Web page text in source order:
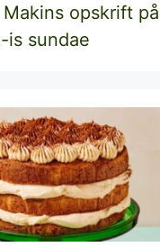
Makins opskrift på
is sundae